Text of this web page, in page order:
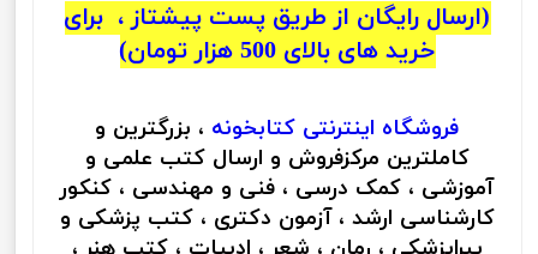
(ارسال رایگان از طریق پست پیشتاز ، برای
خرید های بالای 500 هزار تومان)
فروشگاه اینترنتی کتابخونه ، بزرگترین و
کاملترین مرکزفروش و ارسال کتب علمی و
آموزشی ، کمک درسی ، فنی و مهندسی ، کنکور
کارشناسی ارشد ، آزمون دکتری ، کتب پزشکی و